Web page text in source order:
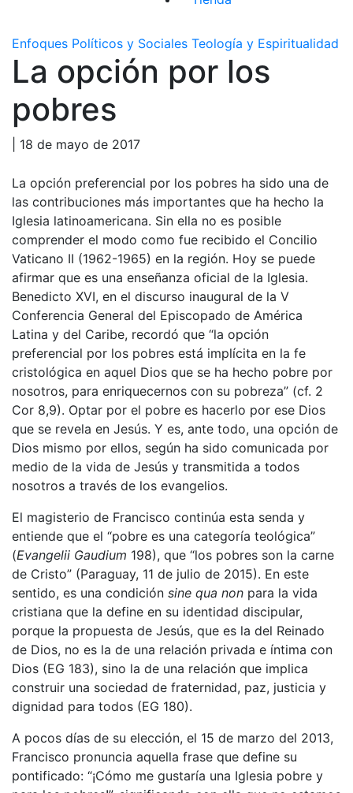
Enfoques Políticos y Sociales Teología y Espiritualidad
La opción por los
pobres
| 18 de mayo de 2017
La opción preferencial por los pobres ha sido una de
las contribuciones más importantes que ha hecho la
Iglesia latinoamericana. Sin ella no es posible
comprender el modo como fue recibido el Concilio
Vaticano II (1962-1965) en la región. Hoy se puede
afirmar que es una enseñanza oficial de la Iglesia.
Benedicto XVI, en el discurso inaugural de la V
Conferencia General del Episcopado de América
Latina y del Caribe, recordó que “la opción
preferencial por los pobres está implícita en la fe
cristológica en aquel Dios que se ha hecho pobre por
nosotros, para enriquecernos con su pobreza” (cf. 2
Cor 8,9). Optar por el pobre es hacerlo por ese Dios
que se revela en Jesús. Y es, ante todo, una opción de
Dios mismo por ellos, según ha sido comunicada por
medio de la vida de Jesús y transmitida a todos
nosotros a través de los evangelios.
El magisterio de Francisco continúa esta senda y
entiende que el “pobre es una categoría teológica”
(Evangelii Gaudium 198), que “los pobres son la carne
de Cristo” (Paraguay, 11 de julio de 2015). En este
sentido, es una condición sine qua non para la vida
cristiana que la define en su identidad discipular,
porque la propuesta de Jesús, que es la del Reinado
de Dios, no es la de una relación privada e íntima con
Dios (EG 183), sino la de una relación que implica
construir una sociedad de fraternidad, paz, justicia y
dignidad para todos (EG 180).
A pocos días de su elección, el 15 de marzo del 2013,
Francisco pronuncia aquella frase que define su
pontificado: “¡Cómo me gustaría una Iglesia pobre y